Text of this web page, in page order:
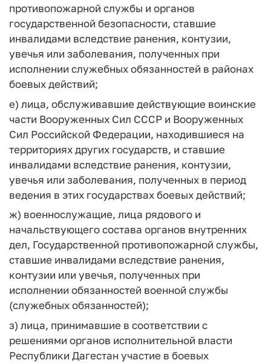
противопожарной службы и органов
государственной безопасности, ставшие
инвалидами вследствие ранения, контузии,
увечья или заболевания, полученных при
исполнении служебных обязанностей в районах
боевых действий;
е) лица, обслуживавшие действующие воинские
части Вооруженных Сил СССР и Вооруженных
Сил Российской Федерации, находившиеся на
территориях других государств, и ставшие
инвалидами вследствие ранения, контузии,
увечья или заболевания, полученных в период
ведения в этих государствах боевых действий;
ж) военнослужащие, лица рядового и
начальствующего состава органов внутренних
дел, Государственной противопожарной службы,
ставшие инвалидами вследствие ранения,
контузии или увечья, полученных при
исполнении обязанностей военной службы
(служебных обязанностей);
з) лица, принимавшие в соответствии с
решениями органов исполнительной власти
Республики Дагестан участие в боевых